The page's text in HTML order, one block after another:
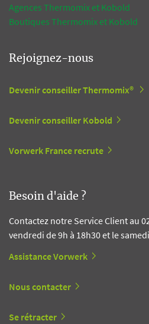
Agences Thermomix et Kobold
Boutiques Thermomix et Kobold
Rejoignez-nous
Devenir conseiller Thermomix®
Devenir conseiller Kobold
Vorwerk France recrute
Besoin d'aide ?
Contactez notre Service Client au
vendredi de 9h à 18h30 et le
Assistance Vorwerk
Nous contacter
Se rétracter